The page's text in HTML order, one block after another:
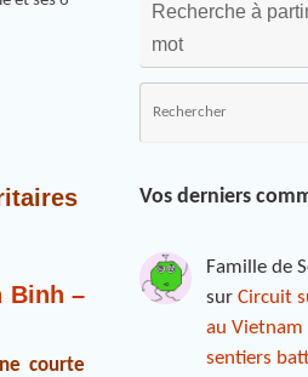
Binh –
courte
Recherche à
mot
Vos derniers
Famille de
surCircuit
au Vietnam
sentiers